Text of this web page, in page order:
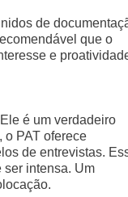
de
que o
e
é um verdadeiro
o PAT oferece
de entrevistas.
ser intensa. Um